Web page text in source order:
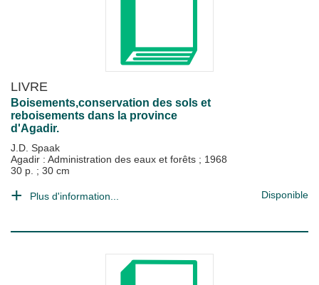
LIVRE
Boisements,conservation des sols et
reboisements dans la province
d'Agadir.
J.D. Spaak
Agadir : Administration des eaux et forêts ; 1968
30 p. ; 30 cm
Plus d'information... Disponible